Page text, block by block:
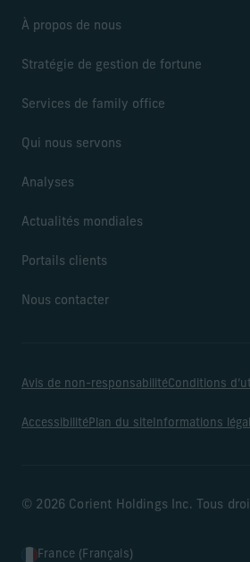
À propos de nous
Stratégie de gestion de fortune
Services de family office
Qui nous servons
Analyses
Actualités mondiales
Portails clients
Nous contacter
Avis de non-responsabilitéConditions
AccessibilitéPlan du site Informations
© 2026 Corient Holdings Inc. Tous
France (Français)